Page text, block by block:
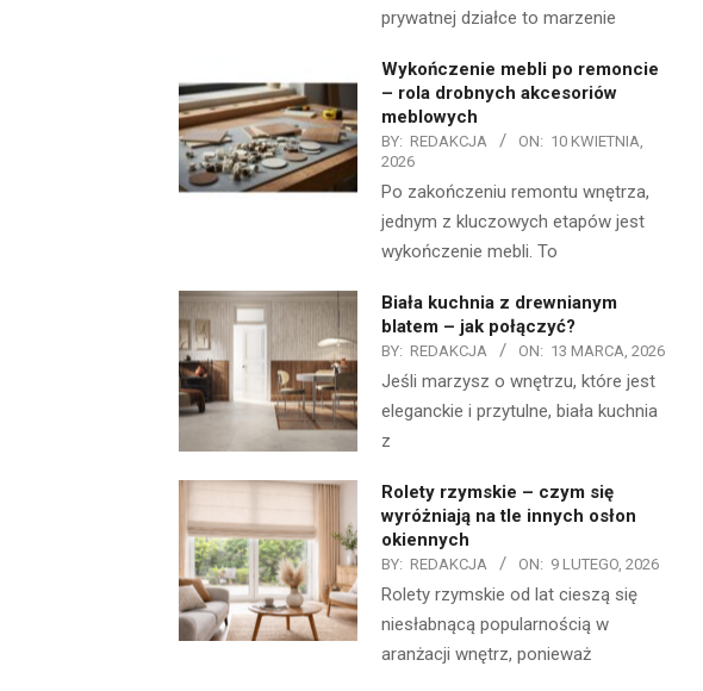
prywatnej działce to marzenie
Wykończenie mebli po remoncie
– rola drobnych akcesoriów
meblowych
BY: REDAKCJA ON: 10 KWIETNIA,
2026
Po zakończeniu remontu wnętrza,
jednym z kluczowych etapów jest
wykończenie mebli. To
Biała kuchnia z drewnianym
blatem – jak połączyć?
BY: REDAKCJA ON: 13 MARCA, 2026
Jeśli marzysz o wnętrzu, które jest
eleganckie i przytulne, biała kuchnia
z
Rolety rzymskie – czym się
wyróżniają na tle innych osłon
okiennych
BY: REDAKCJA ON: 9 LUTEGO, 2026
Rolety rzymskie od lat cieszą się
niesłabnącą popularnością w
aranżacji wnętrz, ponieważ